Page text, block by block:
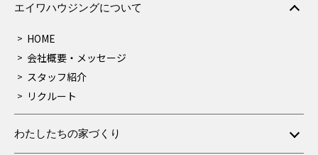
エイワハウジングについて
HOME
会社概要・メッセージ
スタッフ紹介
リクルート
わたしたちの家づくり